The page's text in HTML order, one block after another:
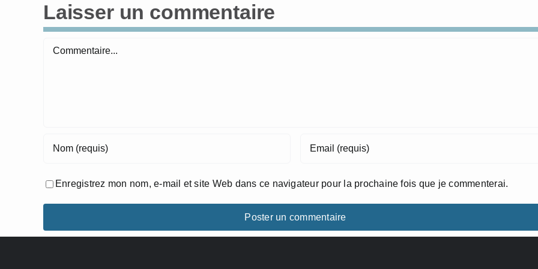
Laisser un commentaire
Commentaire
Enregistrez mon nom, e-mail et site Web dans ce navigateur pour la prochaine fois que je commenterai.